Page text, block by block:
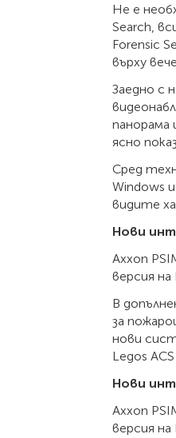
Не е
Search,
Forensic
върху
Заедно с
панорама
ясно
Сред
Windows
видите
Нови
Axxon
версия на
В
за
нови
Legos
Нови
Axxon
версия на